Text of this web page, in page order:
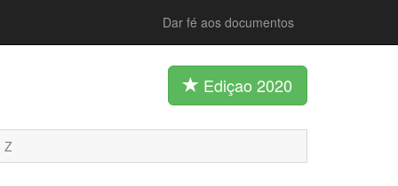
Dar fé aos documentos
Ediçao 2020
Z